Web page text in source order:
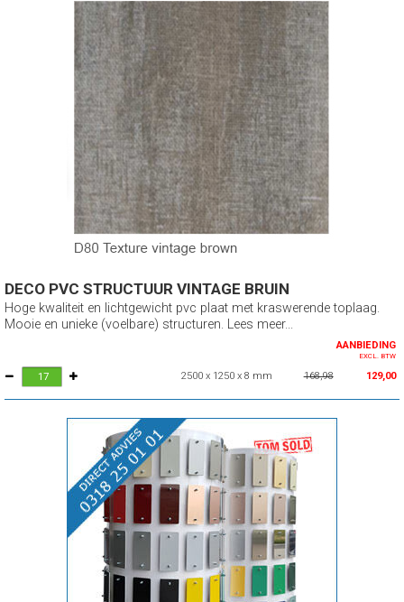
DECO PVC STRUCTUUR VINTAGE BRUIN
Hoge kwaliteit en lichtgewicht pvc plaat met kraswerende toplaag.
Mooie en unieke (voelbare) structuren. Lees meer...
AANBIEDING
EXCL. BTW
2500 x 1250 x 8 mm 168,98 129,00